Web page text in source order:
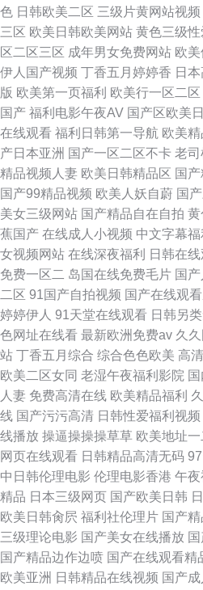
色 日韩欧美二区 三级片黄网站视频
三区 欧美日韩欧美网站 黄色三级性
区二区三区 成年男女免费网站 欧
伊人国产视频 丁香五月婷婷香 日
版 欧美第一页福利 欧美行一区二区
国产 福利电影午夜AV 国产区欧美
在线观看 福利日韩第一导航 欧美
产日本亚洲 国产一区二区不卡 老司
精品视频人妻 欧美日韩精品区 国
国产99精品视频 欧美人妖自蔚 国
美女三级网站 国产精品自在自拍 黄
蕉国产 在线成人小视频 中文字幕
女视频网站 在线深夜福利 日韩在
免费一区二 岛国在线免费毛片 国
二区 91国产自拍视频 国产在线观看
婷婷伊人 91天堂在线观看 日韩另
色网址在线看 最新欧洲免费av 久
站 丁香五月综合 综合色色欧美 高
欧美二区女同 老湿午夜福利影院
人妻 免费高清在线 欧美精品福利
线 国产污污高清 日韩性爱福利视频
线播放 操逼操操操草草 欧美地址一
网页在线观看 日韩精品高清无码
中日韩伦理电影 伦理电影香港 午夜
精品 日本三级网页 国产欧美日韩
欧美日韩肏屄 福利社伦理片 国产
三级理论电影 国产美女在线播放
国产精品边作边喷 国产在线观看精
欧美亚洲 日韩精品在线视频 国产